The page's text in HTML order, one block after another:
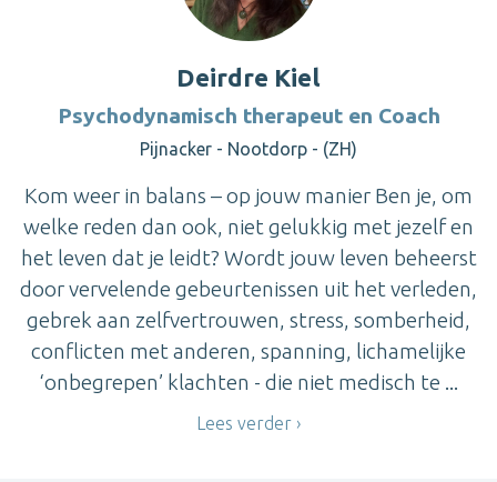
Deirdre Kiel
Psychodynamisch therapeut en Coach
Pijnacker - Nootdorp - (ZH)
Kom weer in balans – op jouw manier Ben je, om
welke reden dan ook, niet gelukkig met jezelf en
het leven dat je leidt? Wordt jouw leven beheerst
door vervelende gebeurtenissen uit het verleden,
gebrek aan zelfvertrouwen, stress, somberheid,
conflicten met anderen, spanning, lichamelijke
‘onbegrepen’ klachten - die niet medisch te ...
Lees verder